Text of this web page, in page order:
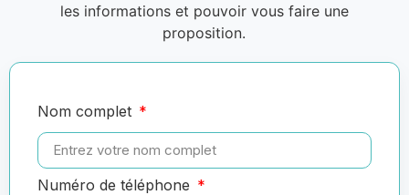
les informations et pouvoir vous faire une
proposition.
Nom complet
Numéro de téléphone